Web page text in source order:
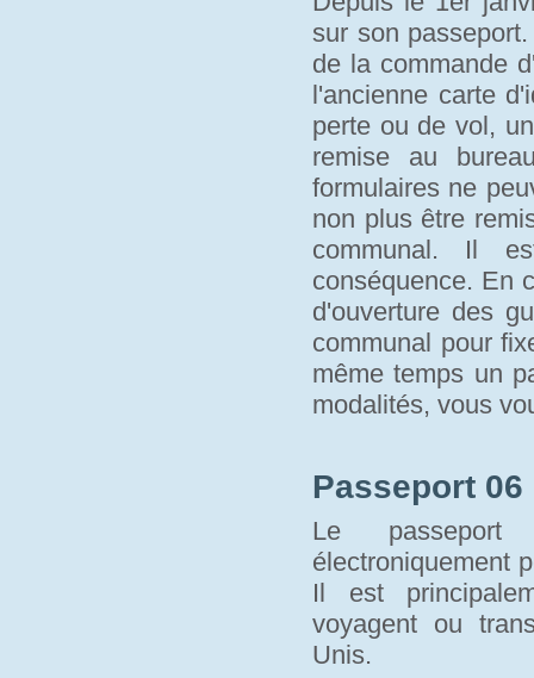
sur son
de la commande
l'ancienne carte
perte ou de vol,
remise au
formulaires ne
non plus être
communal. Il
conséquence. En
d'ouverture des
communal pour
même temps un
modalités, vous
Passeport
Le
électroniquement
Il est
voyagent ou
Unis.